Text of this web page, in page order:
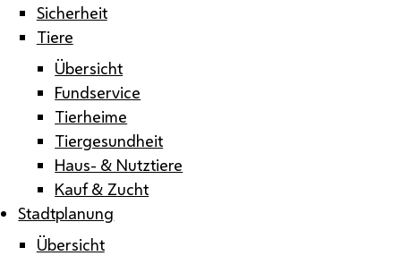
Sicherheit
Tiere
Übersicht
Fundservice
Tierheime
Tiergesundheit
Haus- & Nutztiere
Kauf & Zucht
Stadtplanung
Übersicht